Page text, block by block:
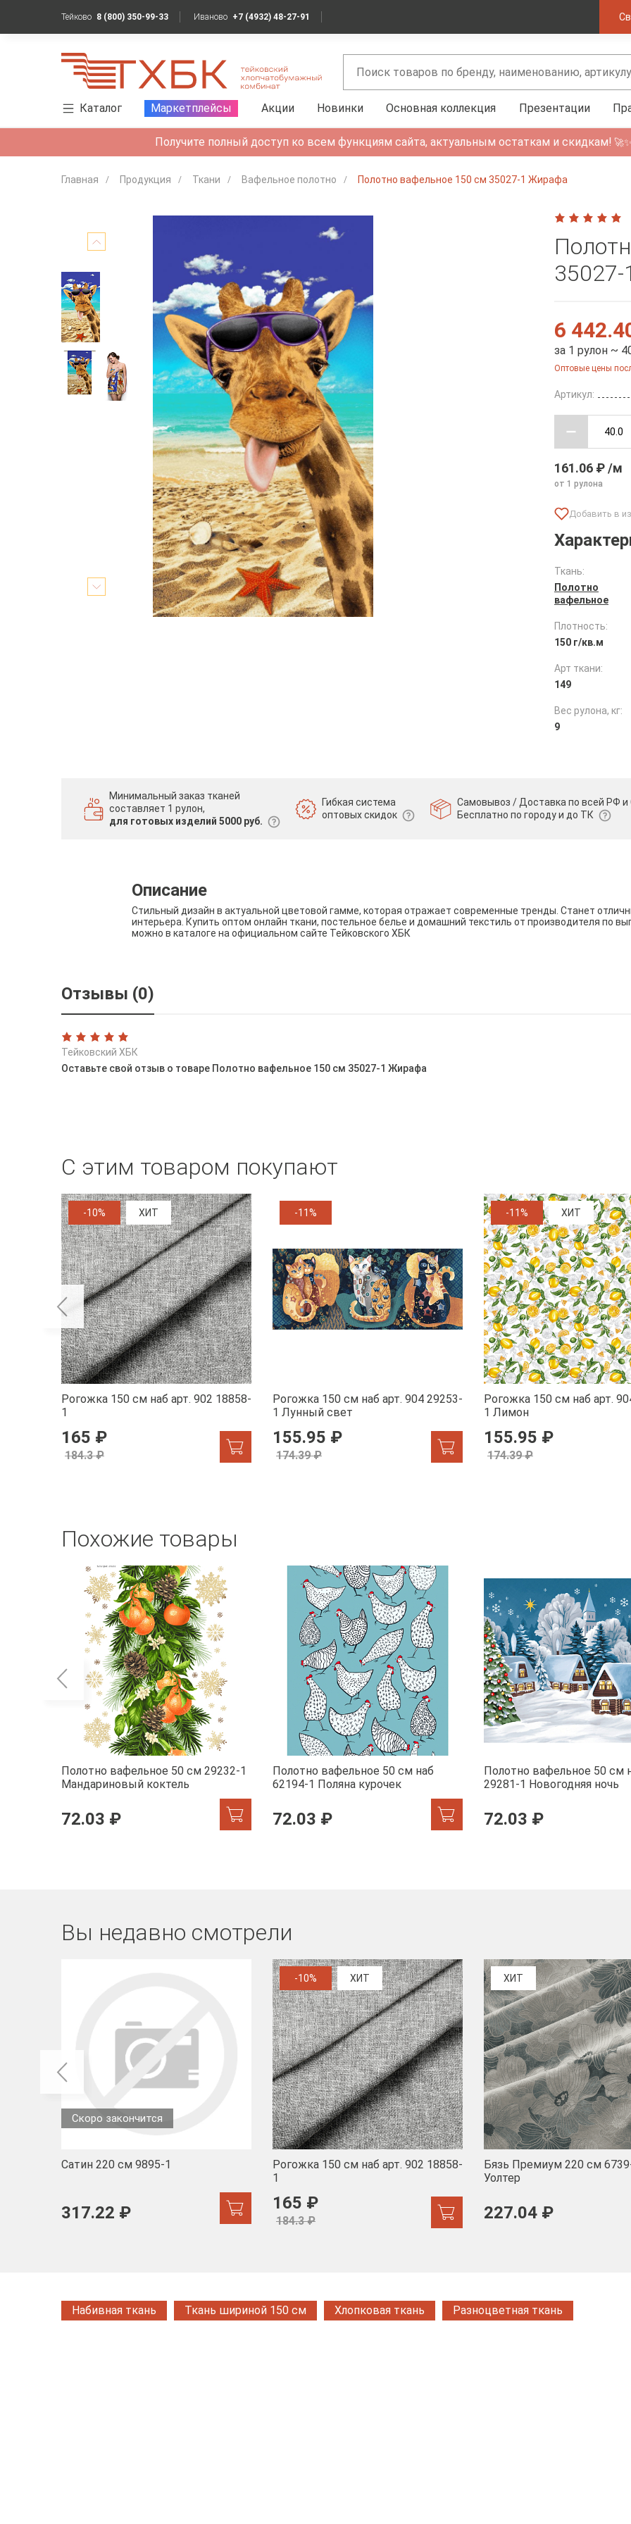
Тейково 8 (800) 350-99-33 Иваново +7 (4932) 48-27-91
Каталог Маркетплейсы Акции Новинки Основная коллекция Презентации
Получите полный доступ ко всем функциям сайта, актуальным остаткам и скидкам! 🚀✨
Главная Продукция Ткани Вафельное полотно Полотно вафельное 150 см 35027-1 Жирафа
6
за 1 рулон ~
Оптовые цены
Артикул:
161.06 ₽ /м
от 1 рулона
Ткань:
Полотно
вафельное
Плотность:
150 г/кв.м
Арт ткани:
149
Вес рулона, кг:
9
Минимальный заказ тканей
составляет 1 рулон,
для готовых изделий 5000 руб.
Гибкая система
оптовых скидок
Самовывоз / Доставка по всей РФ и
Бесплатно по городу и до ТК
Описание
Стильный дизайн в актуальной цветовой гамме, которая отражает современные тренды. Станет
интерьера. Купить оптом онлайн ткани, постельное белье и домашний текстиль от производителя по
можно в каталоге на официальном сайте Тейковского ХБК
Отзывы (0)
Тейковский ХБК
Оставьте свой отзыв о товаре Полотно вафельное 150 см 35027-1 Жирафа
С этим товаром покупают
-10% ХИТ
Рогожка 150 см наб арт. 902 18858-
1
165 ₽
184.3 ₽
-11%
Рогожка 150 см наб арт. 904 29253-
1 Лунный свет
155.95 ₽
174.39 ₽
-11% ХИТ
Рогожка 150 см наб арт.
1 Лимон
155.95 ₽
174.39 ₽
Похожие товары
Полотно вафельное 50 см 29232-1
Мандариновый коктель
72.03 ₽
Полотно вафельное 50 см наб
62194-1 Поляна курочек
72.03 ₽
Полотно вафельное 50 см
29281-1 Новогодняя ночь
72.03 ₽
Вы недавно смотрели
Скоро закончится
Сатин 220 см 9895-1
317.22 ₽
-10% ХИТ
Рогожка 150 см наб арт. 902 18858-
1
165 ₽
184.3 ₽
ХИТ
Бязь Премиум 220 см
Уолтер
227.04 ₽
Набивная ткань Ткань шириной 150 см Хлопковая ткань Разноцветная ткань